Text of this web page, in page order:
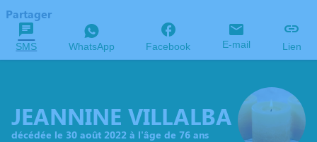
Partager
SMS WhatsApp Facebook E-mail Lien
JEANNINE VILLALBA
décédée le 30 août 2022 à l'âge de 76 ans